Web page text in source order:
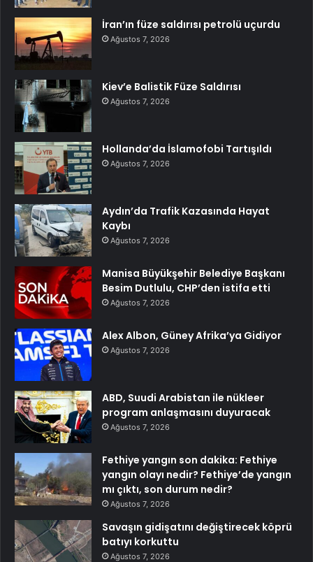
İran’ın füze saldırısı petrolü uçurdu
Ağustos 7, 2026
Kiev’e Balistik Füze Saldırısı
Ağustos 7, 2026
Hollanda’da İslamofobi Tartışıldı
Ağustos 7, 2026
Aydın’da Trafik Kazasında Hayat
Kaybı
Ağustos 7, 2026
Manisa Büyükşehir Belediye Başkanı
Besim Dutlulu, CHP’den istifa etti
Ağustos 7, 2026
Alex Albon, Güney Afrika’ya Gidiyor
Ağustos 7, 2026
ABD, Suudi Arabistan ile nükleer
program anlaşmasını duyuracak
Ağustos 7, 2026
Fethiye yangın son dakika: Fethiye
yangın olayı nedir? Fethiye’de yangın
mı çıktı, son durum nedir?
Ağustos 7, 2026
Savaşın gidişatını değiştirecek köprü
batıyı korkuttu
Ağustos 7, 2026